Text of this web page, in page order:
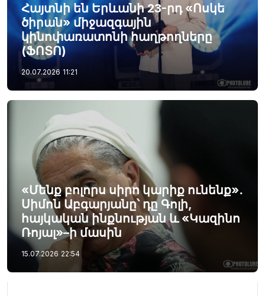
Հայտնի են Երևանի 23-րդ «Ոսկե
ծիրան» միջազգային
կինոփառատոնի հաղթողները
(ՖՈՏՈ)
20.07.2026 11:21
«Մենք բոլորս սիրո կարիք ունենք»․
Սիմոն Աբգարյանը՝ դը Գոլի,
հայկական ինքնության և «Կազինո
Ռոյալ»–ի մասին
15.07.2026 22:54